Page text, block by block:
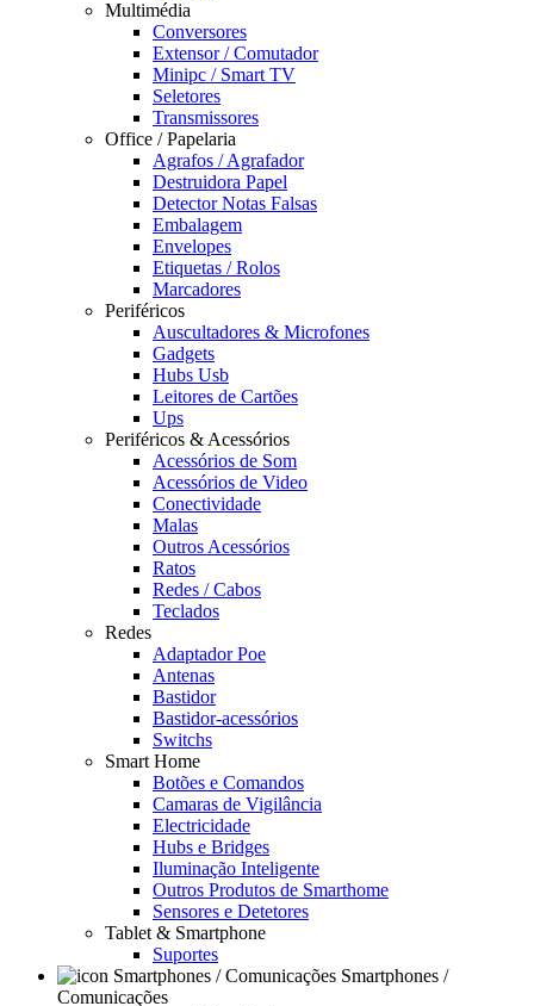
Multimédia
Conversores
Extensor / Comutador
Minipc / Smart TV
Seletores
Transmissores
Office / Papelaria
Agrafos / Agrafador
Destruidora Papel
Detector Notas Falsas
Embalagem
Envelopes
Etiquetas / Rolos
Marcadores
Periféricos
Auscultadores & Microfones
Gadgets
Hubs Usb
Leitores de Cartões
Ups
Periféricos & Acessórios
Acessórios de Som
Acessórios de Video
Conectividade
Malas
Outros Acessórios
Ratos
Redes / Cabos
Teclados
Redes
Adaptador Poe
Antenas
Bastidor
Bastidor-acessórios
Switchs
Smart Home
Botões e Comandos
Camaras de Vigilância
Electricidade
Hubs e Bridges
Iluminação Inteligente
Outros Produtos de Smarthome
Sensores e Detetores
Tablet & Smartphone
Suportes
Smartphones /
Comunicações